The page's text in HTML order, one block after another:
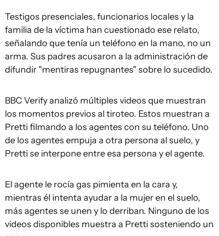
Testigos presenciales, funcionarios locales y la
familia de la víctima han cuestionado ese relato,
señalando que tenía un teléfono en la mano, no un
arma. Sus padres acusaron a la administración de
difundir "mentiras repugnantes" sobre lo sucedido.
BBC Verify analizó múltiples videos que muestran
los momentos previos al tiroteo. Estos muestran a
Pretti filmando a los agentes con su teléfono. Uno
de los agentes empuja a otra persona al suelo, y
Pretti se interpone entre esa persona y el agente.
El agente le rocía gas pimienta en la cara y,
mientras él intenta ayudar a la mujer en el suelo,
más agentes se unen y lo derriban. Ninguno de los
videos disponibles muestra a Pretti sosteniendo un